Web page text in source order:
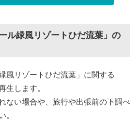
ル緑風リゾートひだ流葉」の
風リゾートひだ流葉」に関する
生します。
ない場合や、旅行や出張前の下調べ
。